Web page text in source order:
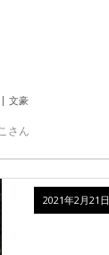
文豪
さん
2021年2月21日